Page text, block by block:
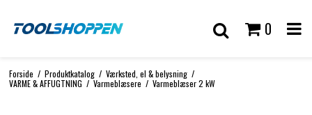
0
Forside / Produktkatalog / Værksted, el & belysning /
VARME & AFFUGTNING / Varmeblæsere / Varmeblæser 2 kW